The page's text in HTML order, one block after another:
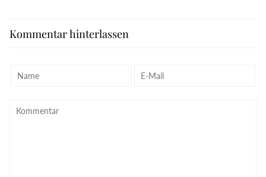
Kommentar hinterlassen